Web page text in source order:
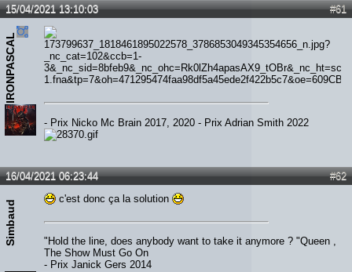
#61
15/04/2021 13:10:03
IRONPASCAL
- Prix Nicko Mc Brain 2017, 2020 - Prix Adrian Smith 2022
#62
16/04/2021 06:23:44
Simbaud
c'est donc ça la solution
"Hold the line, does anybody want to take it anymore ? "Queen ,
The Show Must Go On
- Prix Janick Gers 2014